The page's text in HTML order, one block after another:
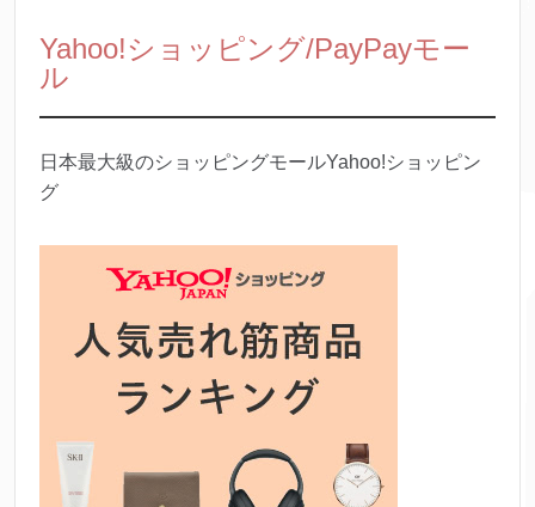
Yahoo!ショッピング/PayPayモー
ル
日本最大級のショッピングモールYahoo!ショッピン
グ